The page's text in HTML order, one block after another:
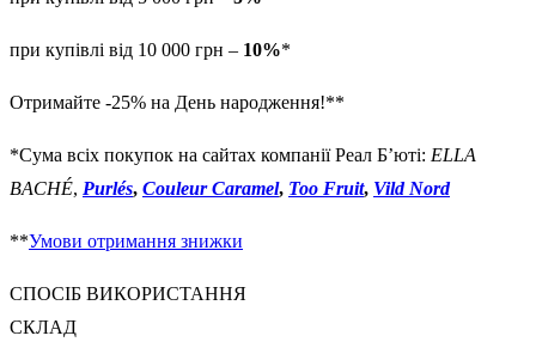
при купівлі від 10 000 грн – 10%*
Отримайте -25% на День народження!**
*Сума всіх покупок на сайтах компанії Реал Б’юті: ELLA
BACHÉ, Purlés, Couleur Caramel, Too Fruit, Vild Nord
**Умови отримання знижки
СПОСІБ ВИКОРИСТАННЯ
СКЛАД